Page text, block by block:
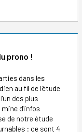
prono !
dans les
au fil de l'étude
des plus
mine d'infos
de notre étude
: ce sont 4